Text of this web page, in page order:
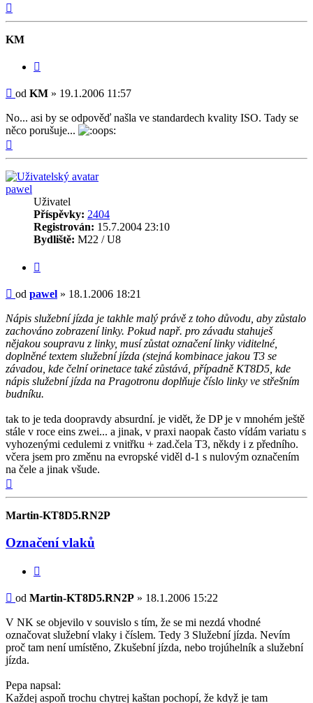
KM
Příspěvek
od KM » 19.1.2006 11:57
No... asi by se odpověď našla ve standardech kvality ISO. Tady se
něco porušuje...
pawel
Uživatel
Příspěvky: 2404
Registrován: 15.7.2004 23:10
Bydliště: M22 / U8
Příspěvek
od pawel » 18.1.2006 18:21
Nápis služební jízda je takhle malý právě z toho důvodu, aby zůstalo
zachováno zobrazení linky. Pokud např. pro závadu stahuješ
nějakou soupravu z linky, musí zůstat označení linky viditelné,
doplněné textem služební jízda (stejná kombinace jakou T3 se
závadou, kde čelní orinetace také zůstává, případně KT8D5, kde
nápis služební jízda na Pragotronu doplňuje číslo linky ve střešním
budníku.
tak to je teda doopravdy absurdní. je vidět, že DP je v mnohém ještě
stále v roce eins zwei... a jinak, v praxi naopak často vídám variatu s
vyhozenými cedulemi z vnitřku + zad.čela T3, někdy i z předního.
včera jsem pro změnu na evropské viděl d-1 s nulovým označením
na čele a jinak všude.
Martin-KT8D5.RN2P
Označení vlaků
Příspěvek
od Martin-KT8D5.RN2P » 18.1.2006 15:22
V NK se objevilo v souvislo s tím, že se mi nezdá vhodné
označovat služební vlaky i číslem. Tedy 3 Služební jízda. Nevím
proč tam není umístěno, Zkušební jízda, nebo trojúhelník a služební
jízda.
Pepa napsal:
Každej aspoň trochu chytrej kaštan pochopí, že když je tam